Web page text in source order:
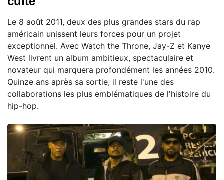
Le 8 août 2011, deux des plus grandes stars du rap
américain unissent leurs forces pour un projet
exceptionnel. Avec Watch the Throne, Jay-Z et Kanye
West livrent un album ambitieux, spectaculaire et
novateur qui marquera profondément les années 2010.
Quinze ans après sa sortie, il reste l'une des
collaborations les plus emblématiques de l'histoire du
hip-hop.